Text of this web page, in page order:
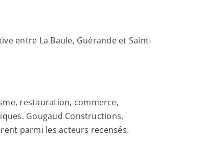
entre La Baule, Guérande et Saint-
restauration, commerce,
Gougaud Constructions,
parmi les acteurs recensés.